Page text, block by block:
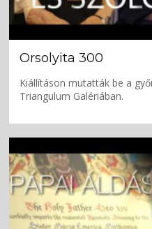
Orsolyita 300
Kiállításon mutatták be a
Triangulum Galériában.